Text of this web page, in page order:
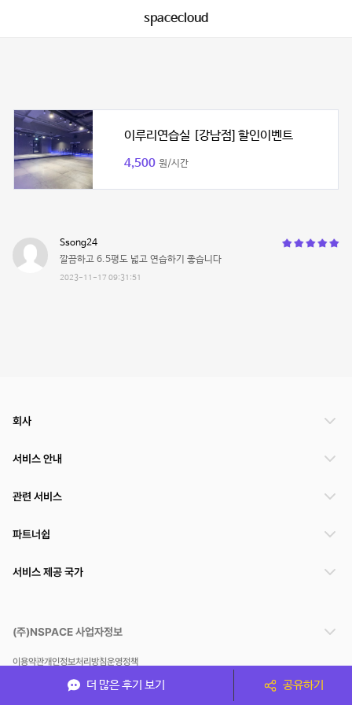
spacecloud
이루리연습실 [강남점] 할인이벤트
4,500 원/시간
Ssong24
깔끔하고 6.5평도 넓고 연습하기 좋습니다
2023-11-17 09:31:51
더 많은 후기 보기 공유하기
회사
서비스 안내
관련 서비스
파트너쉽
서비스 제공 국가
(주)NSPACE 사업자정보
이용약관개인정보처리방침운영정책
스페이스클라우드는 통신판매중개자이며 통신판매의 당사자가 아닙니다. 따라서 스페이스클
라우드는 공간 거래정보 및 거래에 대해 책임지지 않습니다.